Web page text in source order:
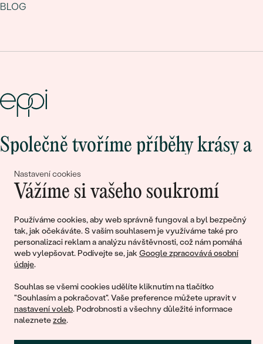
Nastavení cookies
Vážíme si vašeho soukromí
Používáme cookies, aby web správně fungoval a byl bezpečný
tak, jak očekáváte. S vaším souhlasem je využíváme také pro
personalizaci reklam a analýzu návštěvnosti, což nám pomáhá
web vylepšovat. Podívejte se, jak Google zpracovává osobní
údaje.
Souhlas se všemi cookies udělíte kliknutím na tlačítko
"Souhlasím a pokračovat". Vaše preference můžete upravit v
nastavení voleb. Podrobnosti a všechny důležité informace
naleznetezde.
BLOG
Společně tvoříme příběhy krásy a
lásky
Připojte se k nám!
© 2011 - 2026, Eppi.cz